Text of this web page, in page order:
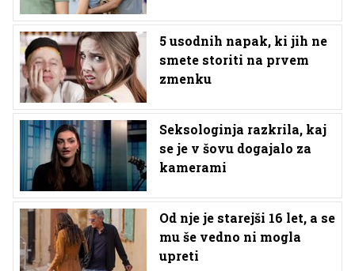
5 usodnih napak, ki jih ne
smete storiti na prvem
zmenku
Seksologinja razkrila, kaj
se je v šovu dogajalo za
kamerami
Od nje je starejši 16 let, a se
mu še vedno ni mogla
upreti